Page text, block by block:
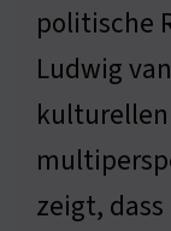
politische
Ludwig
kulturellen
zeigt,